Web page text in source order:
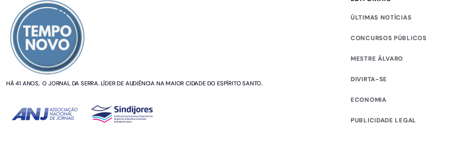
HÁ 41 ANOS, O JORNAL DA SERRA. LÍDER DE AUDIÊNCIA NA MAIOR CIDADE DO ESPÍRITO SANTO.
ÚLTIMAS NOTÍCIAS
CONCURSOS PÚBLICOS
MESTRE ÁLVARO
DIVIRTA-SE
ECONOMIA
PUBLICIDADE LEGAL